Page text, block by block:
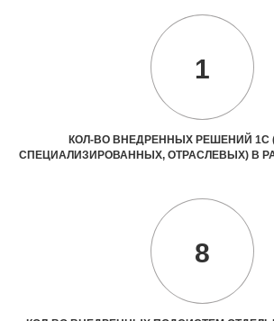
1
КОЛ-ВО ВНЕДРЕННЫХ РЕШЕНИЙ 1С
СПЕЦИАЛИЗИРОВАННЫХ, ОТРАСЛЕВЫХ) В
8